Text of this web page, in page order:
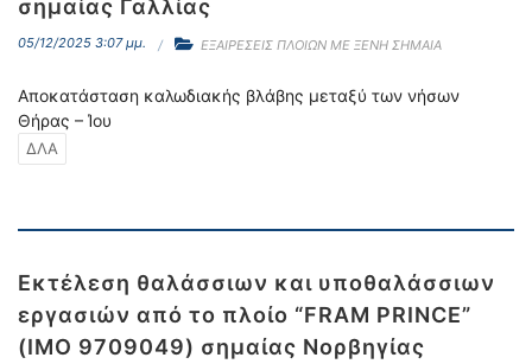
σημαίας Γαλλίας
05/12/2025 3:07 μμ. ΕΞΑΙΡΕΣΕΙΣ ΠΛΟΙΩΝ ΜΕ ΞΕΝΗ ΣΗΜΑΙΑ
Αποκατάσταση καλωδιακής βλάβης μεταξύ των νήσων
Θήρας – Ίου
ΔΛΑ
Εκτέλεση θαλάσσιων και υποθαλάσσιων
εργασιών από το πλοίο “FRAM PRINCE”
(IMO 9709049) σημαίας Νορβηγίας